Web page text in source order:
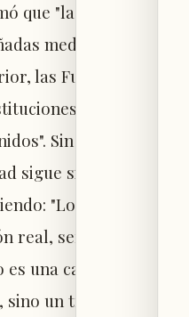
que "las medidas de
mediáticamente
las Fuerzas de
y los
Sin embargo,
sigue siendo el
"Lo importante
real, seria y
una campaña de
un trabajo diario